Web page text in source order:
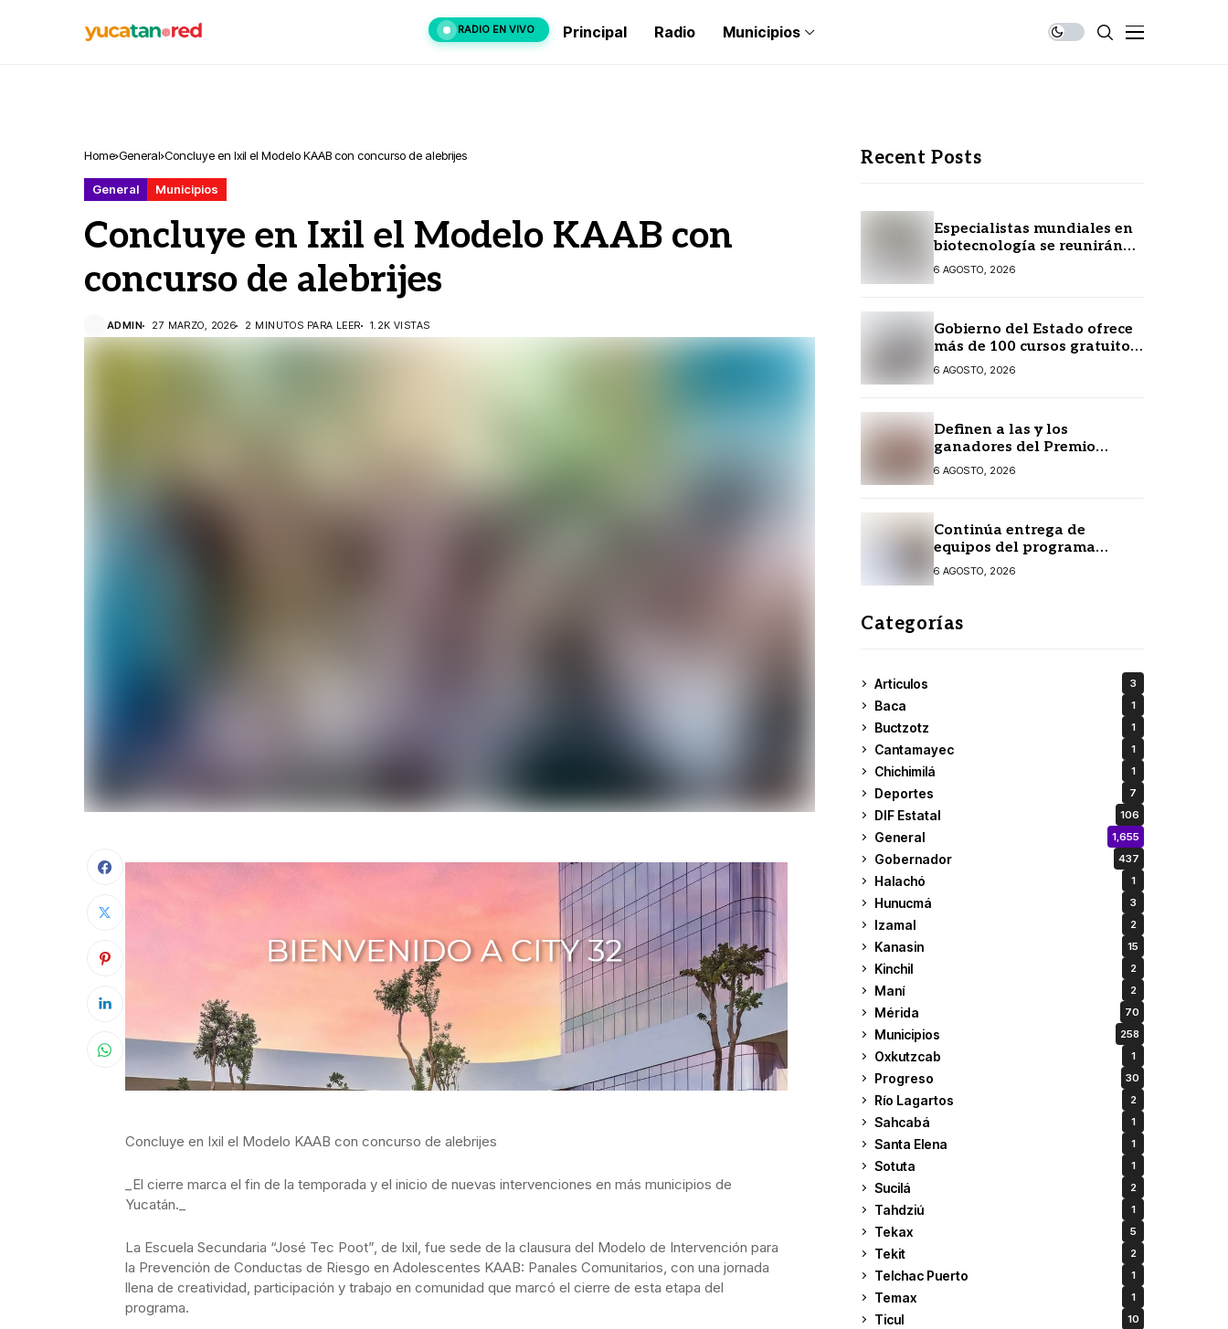
RADIO EN VIVO Principal Radio Municipios
Home General Concluye en Ixil el Modelo KAAB con concurso de alebrijes
General Municipios
Concluye en Ixil el Modelo KAAB con
concurso de alebrijes
ADMIN 27 MARZO, 2026 2 MINUTOS PARA LEER 1.2K VISTAS
Concluye en Ixil el Modelo KAAB con concurso de alebrijes
_El cierre marca el fin de la temporada y el inicio de nuevas intervenciones en más municipios de
Yucatán._
La Escuela Secundaria “José Tec Poot”, de Ixil, fue sede de la clausura del Modelo de Intervención para
la Prevención de Conductas de Riesgo en Adolescentes KAAB: Panales Comunitarios, con una jornada
llena de creatividad, participación y trabajo en comunidad que marcó el cierre de esta etapa del
programa.
Recent Posts
Especialistas mundiales en
biotecnología se reunirán
en Yucatán
6 AGOSTO, 2026
Gobierno del Estado ofrece
más de 100 cursos gratuitos
en línea para prestadores
turísticos
6 AGOSTO, 2026
Definen a las y los
ganadores del Premio
Estatal de las Juventudes
6 AGOSTO, 2026
Continúa entrega de
equipos del programa
Seguridad en el Mar
6 AGOSTO, 2026
Categorías
Articulos 3
Baca 1
Buctzotz 1
Cantamayec 1
Chichimilá 1
Deportes 7
DIF Estatal 106
General 1,655
Gobernador 437
Halachó 1
Hunucmá 3
Izamal 2
Kanasin 15
Kinchil 2
Maní 2
Mérida 70
Municipios 258
Oxkutzcab 1
Progreso 30
Río Lagartos 2
Sahcabá 1
Santa Elena 1
Sotuta 1
Sucilá 2
Tahdziú 1
Tekax 5
Tekit 2
Telchac Puerto 1
Temax 1
Ticul 10